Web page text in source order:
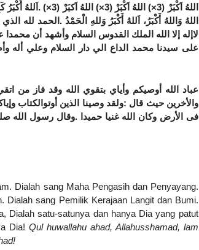
اللهُ اَكْبَرْ (3×) اللهُ اَكْبَرْ (3×) اللهُ اَكبَرْ (3×) . اَللهُ
اللهُ وَاللهُ أَكْبَرُ، اَللهُ أَكْبَرُ وَللهِ الْحَمْدُ . الحمد لله
لاإله إلا الله الملك القدوس السلام وأشهد أن محمدا
على سيدنا محمد الداع الي دار السلام وعلي أله
عباد الله أوصيكم وأياي بتقوي الله وقد فاز من
والأخرين حيث قال :ولقد وصينا الذين أوتوالكتاب
فى الأرض وكان الله غنيا حميدا .وقال رسول الله
Dialah sang Maha Pengasih dan Penyayang.
Dialah sang Pemilik Kerajaan Langit dan Bumi.
Dialah satu-satunya dan hanya Dia yang patut
Dia!Qul huwallahu ahad, Allahusshamad, lam